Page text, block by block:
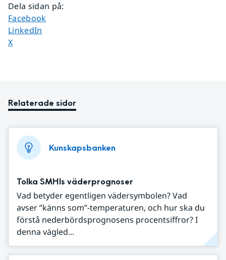
Dela sidan på:
Dela sidan på
Facebook
Dela sidan på
LinkedIn
Dela sidan på
X
Relaterade sidor
Kunskapsbanken
Tolka SMHIs väderprognoser
Vad betyder egentligen vädersymbolen? Vad
avser ”känns som”-temperaturen, och hur ska du
förstå nederbördsprognosens procentsiffror? I
denna vägled...